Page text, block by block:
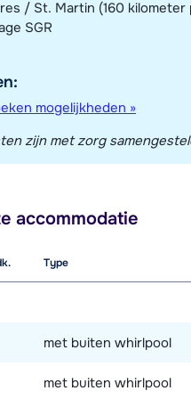
/ St. Martin (160 kilometer
SGR
mogelijkheden »
zijn met zorg
accommodatie
Type
met buiten whirlpool
met buiten whirlpool